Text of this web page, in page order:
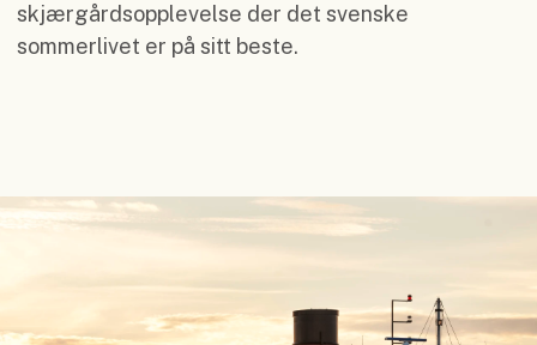
skjærgårdsopplevelse der det svenske
sommerlivet er på sitt beste.